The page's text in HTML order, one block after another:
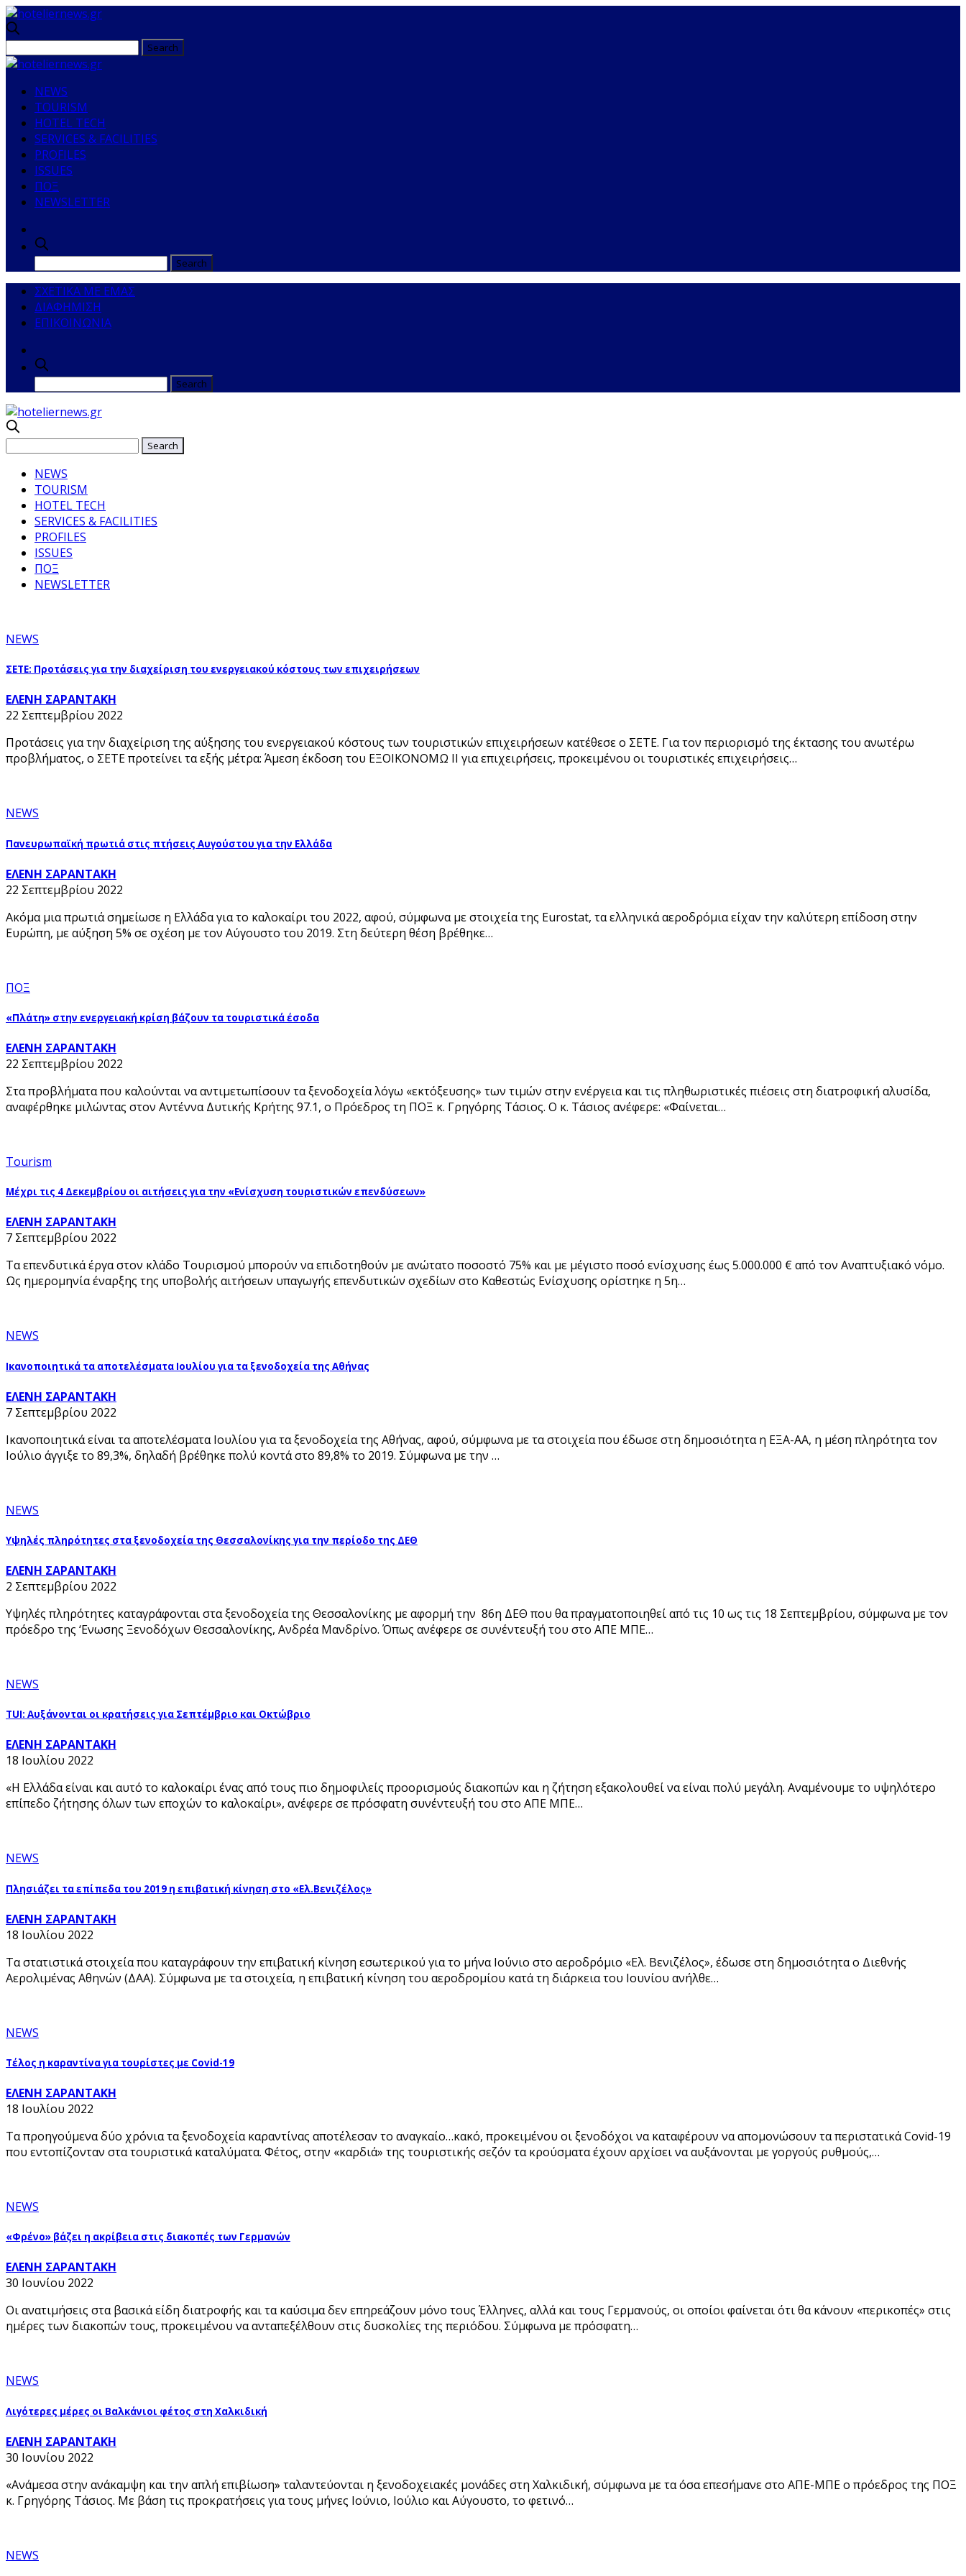
NEWS
TOURISM
HOTEL TECH
SERVICES & FACILITIES
PROFILES
ISSUES
ΠΟΞ
NEWSLETTER
ΣΧΕΤΙΚΑ ΜΕ ΕΜΑΣ
ΔΙΑΦΗΜΙΣΗ
ΕΠΙΚΟΙΝΩΝΙΑ
NEWS
TOURISM
HOTEL TECH
SERVICES & FACILITIES
PROFILES
ISSUES
ΠΟΞ
NEWSLETTER
NEWS
ΣΕΤΕ: Προτάσεις για την διαχείριση του ενεργειακού κόστους των επιχειρήσεων
ΕΛΕΝΗ ΣΑΡΑΝΤΑΚΗ
22 Σεπτεμβρίου 2022
Προτάσεις για την διαχείριση της αύξησης του ενεργειακού κόστους των τουριστικών επιχειρήσεων κατέθεσε ο ΣΕΤΕ. Για τον περιορισμό της έκτασης του ανωτέρω
προβλήματος, ο ΣΕΤΕ προτείνει τα εξής μέτρα: Άμεση έκδοση του ΕΞΟΙΚΟΝΟΜΩ ΙΙ για επιχειρήσεις, προκειμένου οι τουριστικές επιχειρήσεις…
NEWS
Πανευρωπαϊκή πρωτιά στις πτήσεις Αυγούστου για την Ελλάδα
ΕΛΕΝΗ ΣΑΡΑΝΤΑΚΗ
22 Σεπτεμβρίου 2022
Ακόμα μια πρωτιά σημείωσε η Ελλάδα για το καλοκαίρι του 2022, αφού, σύμφωνα με στοιχεία της Eurostat, τα ελληνικά αεροδρόμια είχαν την καλύτερη επίδοση στην
Ευρώπη, με αύξηση 5% σε σχέση με τον Αύγουστο του 2019. Στη δεύτερη θέση βρέθηκε…
ΠΟΞ
«Πλάτη» στην ενεργειακή κρίση βάζουν τα τουριστικά έσοδα
ΕΛΕΝΗ ΣΑΡΑΝΤΑΚΗ
22 Σεπτεμβρίου 2022
Στα προβλήματα που καλούνται να αντιμετωπίσουν τα ξενοδοχεία λόγω «εκτόξευσης» των τιμών στην ενέργεια και τις πληθωριστικές πιέσεις στη διατροφική αλυσίδα,
αναφέρθηκε μιλώντας στον Αντέννα Δυτικής Κρήτης 97.1, ο Πρόεδρος τη ΠΟΞ κ. Γρηγόρης Τάσιος. Ο κ. Τάσιος ανέφερε: «Φαίνεται…
Tourism
Μέχρι τις 4 Δεκεμβρίου οι αιτήσεις για την «Ενίσχυση τουριστικών επενδύσεων»
ΕΛΕΝΗ ΣΑΡΑΝΤΑΚΗ
7 Σεπτεμβρίου 2022
Τα επενδυτικά έργα στον κλάδο Τουρισμού μπορούν να επιδοτηθούν με ανώτατο ποσοστό 75% και με μέγιστο ποσό ενίσχυσης έως 5.000.000 € από τον Αναπτυξιακό νόμο.
Ως ημερομηνία έναρξης της υποβολής αιτήσεων υπαγωγής επενδυτικών σχεδίων στο Καθεστώς Ενίσχυσης ορίστηκε η 5η…
NEWS
Ικανοποιητικά τα αποτελέσματα Ιουλίου για τα ξενοδοχεία της Αθήνας
ΕΛΕΝΗ ΣΑΡΑΝΤΑΚΗ
7 Σεπτεμβρίου 2022
Ικανοποιητικά είναι τα αποτελέσματα Ιουλίου για τα ξενοδοχεία της Αθήνας, αφού, σύμφωνα με τα στοιχεία που έδωσε στη δημοσιότητα η ΕΞΑ-ΑΑ, η μέση πληρότητα τον
Ιούλιο άγγιξε το 89,3%, δηλαδή βρέθηκε πολύ κοντά στο 89,8% το 2019. Σύμφωνα με την …
NEWS
Υψηλές πληρότητες στα ξενοδοχεία της Θεσσαλονίκης για την περίοδο της ΔΕΘ
ΕΛΕΝΗ ΣΑΡΑΝΤΑΚΗ
2 Σεπτεμβρίου 2022
Υψηλές πληρότητες καταγράφονται στα ξενοδοχεία της Θεσσαλονίκης με αφορμή την 86η ΔΕΘ που θα πραγματοποιηθεί από τις 10 ως τις 18 Σεπτεμβρίου, σύμφωνα με τον
πρόεδρο της ‘Ενωσης Ξενοδόχων Θεσσαλονίκης, Ανδρέα Μανδρίνο. Όπως ανέφερε σε συνέντευξή του στο ΑΠΕ ΜΠΕ…
NEWS
TUI: Αυξάνονται οι κρατήσεις για Σεπτέμβριο και Οκτώβριο
ΕΛΕΝΗ ΣΑΡΑΝΤΑΚΗ
18 Ιουλίου 2022
«Η Ελλάδα είναι και αυτό το καλοκαίρι ένας από τους πιο δημοφιλείς προορισμούς διακοπών και η ζήτηση εξακολουθεί να είναι πολύ μεγάλη. Αναμένουμε το υψηλότερο
επίπεδο ζήτησης όλων των εποχών το καλοκαίρι», ανέφερε σε πρόσφατη συνέντευξή του στο ΑΠΕ ΜΠΕ…
NEWS
Πλησιάζει τα επίπεδα του 2019 η επιβατική κίνηση στο «Ελ.Βενιζέλος»
ΕΛΕΝΗ ΣΑΡΑΝΤΑΚΗ
18 Ιουλίου 2022
Τα στατιστικά στοιχεία που καταγράφουν την επιβατική κίνηση εσωτερικού για το μήνα Ιούνιο στο αεροδρόμιο «Ελ. Βενιζέλος», έδωσε στη δημοσιότητα ο Διεθνής
Αερολιμένας Αθηνών (ΔΑΑ). Σύμφωνα με τα στοιχεία, η επιβατική κίνηση του αεροδρομίου κατά τη διάρκεια του Ιουνίου ανήλθε…
NEWS
Τέλος η καραντίνα για τουρίστες με Covid-19
ΕΛΕΝΗ ΣΑΡΑΝΤΑΚΗ
18 Ιουλίου 2022
Τα προηγούμενα δύο χρόνια τα ξενοδοχεία καραντίνας αποτέλεσαν το αναγκαίο…κακό, προκειμένου οι ξενοδόχοι να καταφέρουν να απομονώσουν τα περιστατικά Covid-19
που εντοπίζονταν στα τουριστικά καταλύματα. Φέτος, στην «καρδιά» της τουριστικής σεζόν τα κρούσματα έχουν αρχίσει να αυξάνονται με γοργούς ρυθμούς,…
NEWS
«Φρένο» βάζει η ακρίβεια στις διακοπές των Γερμανών
ΕΛΕΝΗ ΣΑΡΑΝΤΑΚΗ
30 Ιουνίου 2022
Οι ανατιμήσεις στα βασικά είδη διατροφής και τα καύσιμα δεν επηρεάζουν μόνο τους Έλληνες, αλλά και τους Γερμανούς, οι οποίοι φαίνεται ότι θα κάνουν «περικοπές» στις
ημέρες των διακοπών τους, προκειμένου να ανταπεξέλθουν στις δυσκολίες της περιόδου. Σύμφωνα με πρόσφατη…
NEWS
Λιγότερες μέρες οι Βαλκάνιοι φέτος στη Χαλκιδική
ΕΛΕΝΗ ΣΑΡΑΝΤΑΚΗ
30 Ιουνίου 2022
«Ανάμεσα στην ανάκαμψη και την απλή επιβίωση» ταλαντεύονται η ξενοδοχειακές μονάδες στη Χαλκιδική, σύμφωνα με τα όσα επεσήμανε στο ΑΠΕ-ΜΠΕ ο πρόεδρος της ΠΟΞ
κ. Γρηγόρης Τάσιος. Με βάση τις προκρατήσεις για τους μήνες Ιούνιο, Ιούλιο και Αύγουστο, το φετινό…
NEWS